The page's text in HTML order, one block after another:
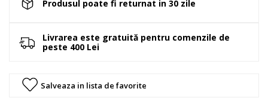
Produsul poate fi returnat in 30 zile
Livrarea este gratuită pentru comenzile de
peste 400 Lei
Salveaza in lista de favorite